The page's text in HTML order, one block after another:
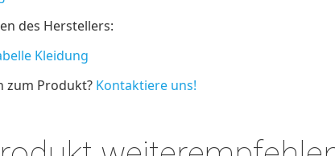
des Herstellers:
Kleidung
zum Produkt? Kontaktiere uns!